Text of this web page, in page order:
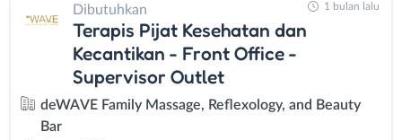
Dibutuhkan
Terapis Pijat Kesehatan dan
Kecantikan - Front Office -
Supervisor Outlet
deWAVE Family Massage, Reflexology, and Beauty
Bar
1 bulan lalu